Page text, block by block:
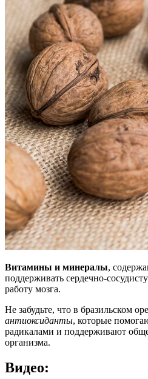
Витамины и минералы,
поддерживать сердечно-
работу мозга.
Не забудьте, что в бразильском
антиоксиданты, которые
радикалами и поддерживают
организма.
Видео: